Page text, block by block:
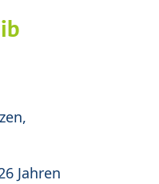
Jahren